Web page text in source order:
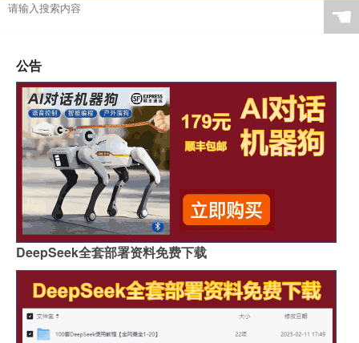
☚
公告
DeepSeek全套部署资料免费下载